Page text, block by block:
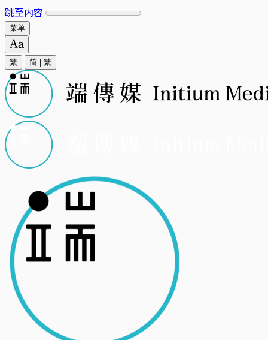
跳至内容
菜单
繁 简 繁